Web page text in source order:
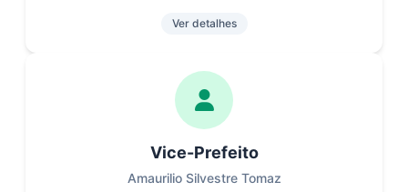
Ver detalhes
Vice-Prefeito
Amaurilio Silvestre Tomaz